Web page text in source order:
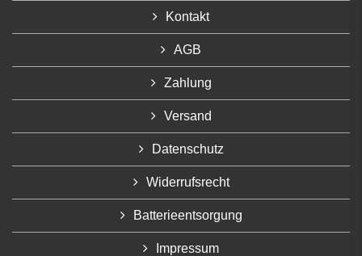
Kontakt
AGB
Zahlung
Versand
Datenschutz
Widerrufsrecht
Batterieentsorgung
Impressum